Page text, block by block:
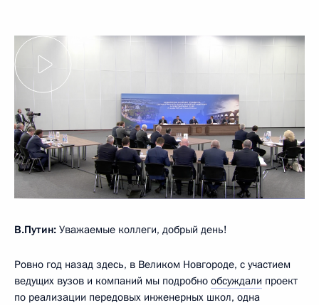
В.Путин: Уважаемые коллеги, добрый день!
Ровно год назад здесь, в Великом Новгороде, с участием
ведущих вузов и компаний мы подробно обсуждали проект
по реализации передовых инженерных школ, одна